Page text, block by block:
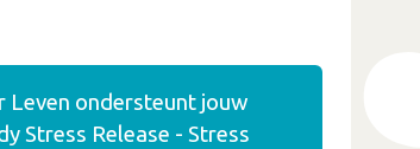
Leven ondersteunt jouw
Stress Release - Stress